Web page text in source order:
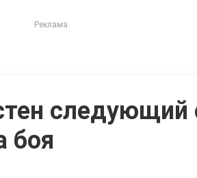
следующий
боя